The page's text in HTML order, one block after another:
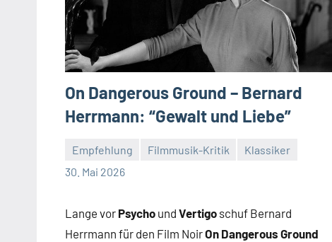
On Dangerous Ground – Bernard
Herrmann: “Gewalt und Liebe”
Empfehlung Filmmusik-Kritik
Klassiker
30. Mai 2026
Mike
Keine
Lange vor Psycho und Vertigo schuf Bernard
Herrmann für den Film NoirOn Dangerous Ground